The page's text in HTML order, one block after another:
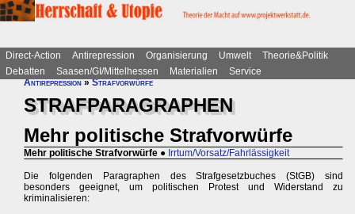
Direct-Action Antirepression Organisierung Umwelt
Theorie&Politik
Debatten
Saasen/GI/Mittelhessen Materialien
Service
Antirepression»Strafvorwürfe
STRAFPARAGRAPHEN
Mehr politische Strafvorwürfe
Mehr politische Strafvorwürfe ● Irrtum/Vorsatz/Fahrlässigkeit
Die folgenden Paragraphen des Strafgesetzbuches (StGB) sind
besonders geeignet, um politischen Protest und Widerstand zu
kriminalisieren: